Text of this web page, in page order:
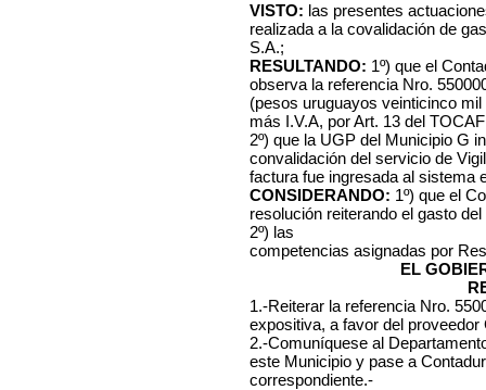
VISTO: las presentes
realizada a la covalidación de
S.A.;
RESULTANDO: 1º) que el
observa la referencia Nro.
(pesos uruguayos veinticinco
más I.V.A, por Art. 13 del
2º) que la UGP del Municipio G
convalidación del servicio de
factura fue ingresada al sistema
CONSIDERANDO: 1º) que el
resolución reiterando el gasto
2º) las
competencias asignadas por
EL
1.-Reiterar la referencia Nro.
expositiva, a favor del
2.-Comuníquese al
este Municipio y pase a
correspondiente.-